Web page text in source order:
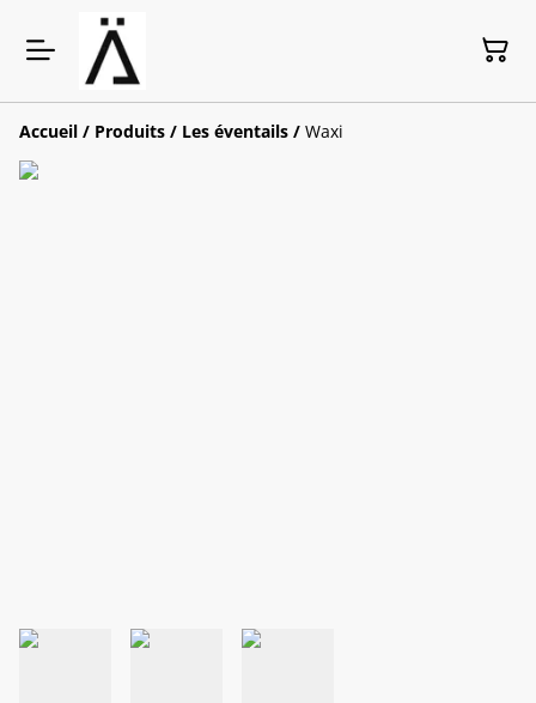
Accueil / Produits / Les éventails / Waxi